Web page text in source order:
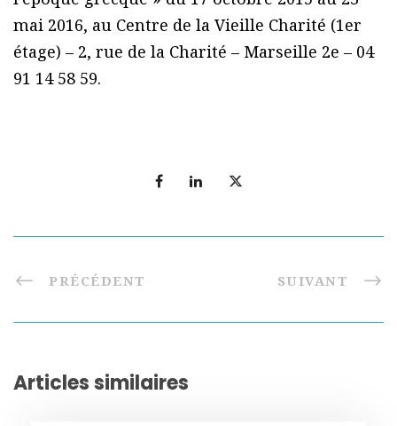
mai 2016, au Centre de la Vieille Charité (1er
étage) – 2, rue de la Charité – Marseille 2e – 04
91 14 58 59.
PRÉCÉDENT SUIVANT
Articles similaires